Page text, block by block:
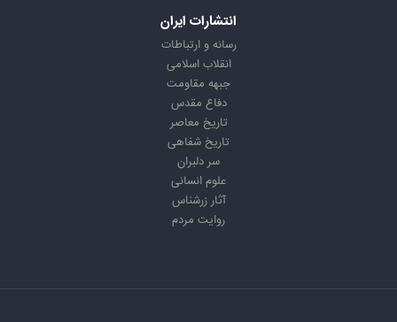
انتشارات ایران
رسانه و ارتباطات
انقلاب اسلامی
جبهه مقاومت
دفاع مقدس
تاریخ معاصر
تاریخ شفاهی
سر دلبران
علوم انسانی
آثار زرشناس
روایت مردم